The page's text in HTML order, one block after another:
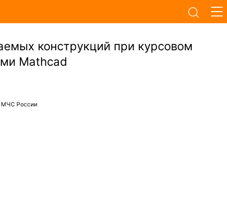
конструкций при курсовом
Mathcad
МЧС России